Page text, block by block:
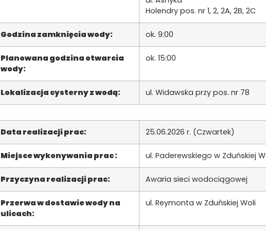
Holendry pos. nr 1, 2, 2A, 2B, 2C
Godzina zamknięcia wody: ok. 9:00
Planowana godzina otwarcia
wody:
ok. 15:00
Lokalizacja cysterny z wodą: ul. Widawska przy pos. nr 78
Data realizacji prac: 25.06.2026 r. (Czwartek)
Miejsce wykonywania prac : ul. Paderewskiego w Zduńskiej
Przyczyna realizacji prac: Awaria sieci wodociągowej
Przerwa w dostawie wody na
ulicach:
ul. Reymonta w Zduńskiej Woli